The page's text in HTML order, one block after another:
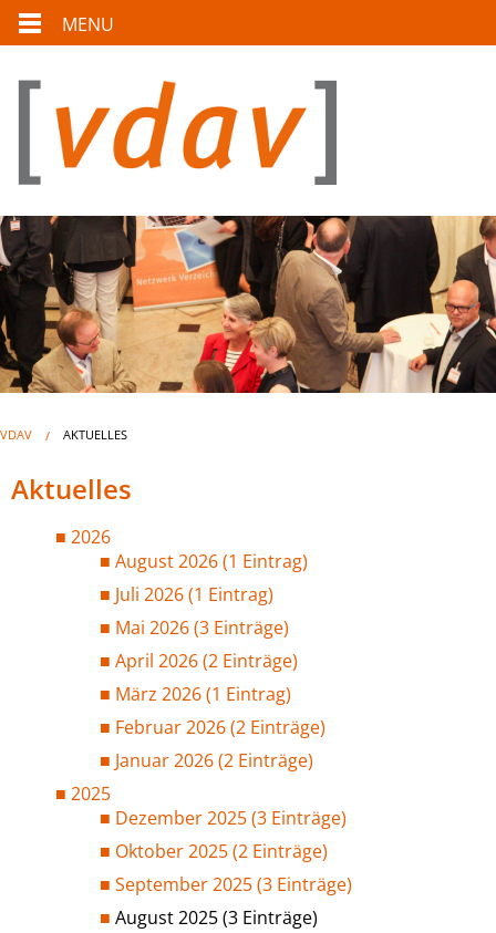
MENU
VDAV AKTUELLES
Aktuelles
2026
August 2026 (1 Eintrag)
Juli 2026 (1 Eintrag)
Mai 2026 (3 Einträge)
April 2026 (2 Einträge)
März 2026 (1 Eintrag)
Februar 2026 (2 Einträge)
Januar 2026 (2 Einträge)
2025
Dezember 2025 (3 Einträge)
Oktober 2025 (2 Einträge)
September 2025 (3 Einträge)
August 2025 (3 Einträge)